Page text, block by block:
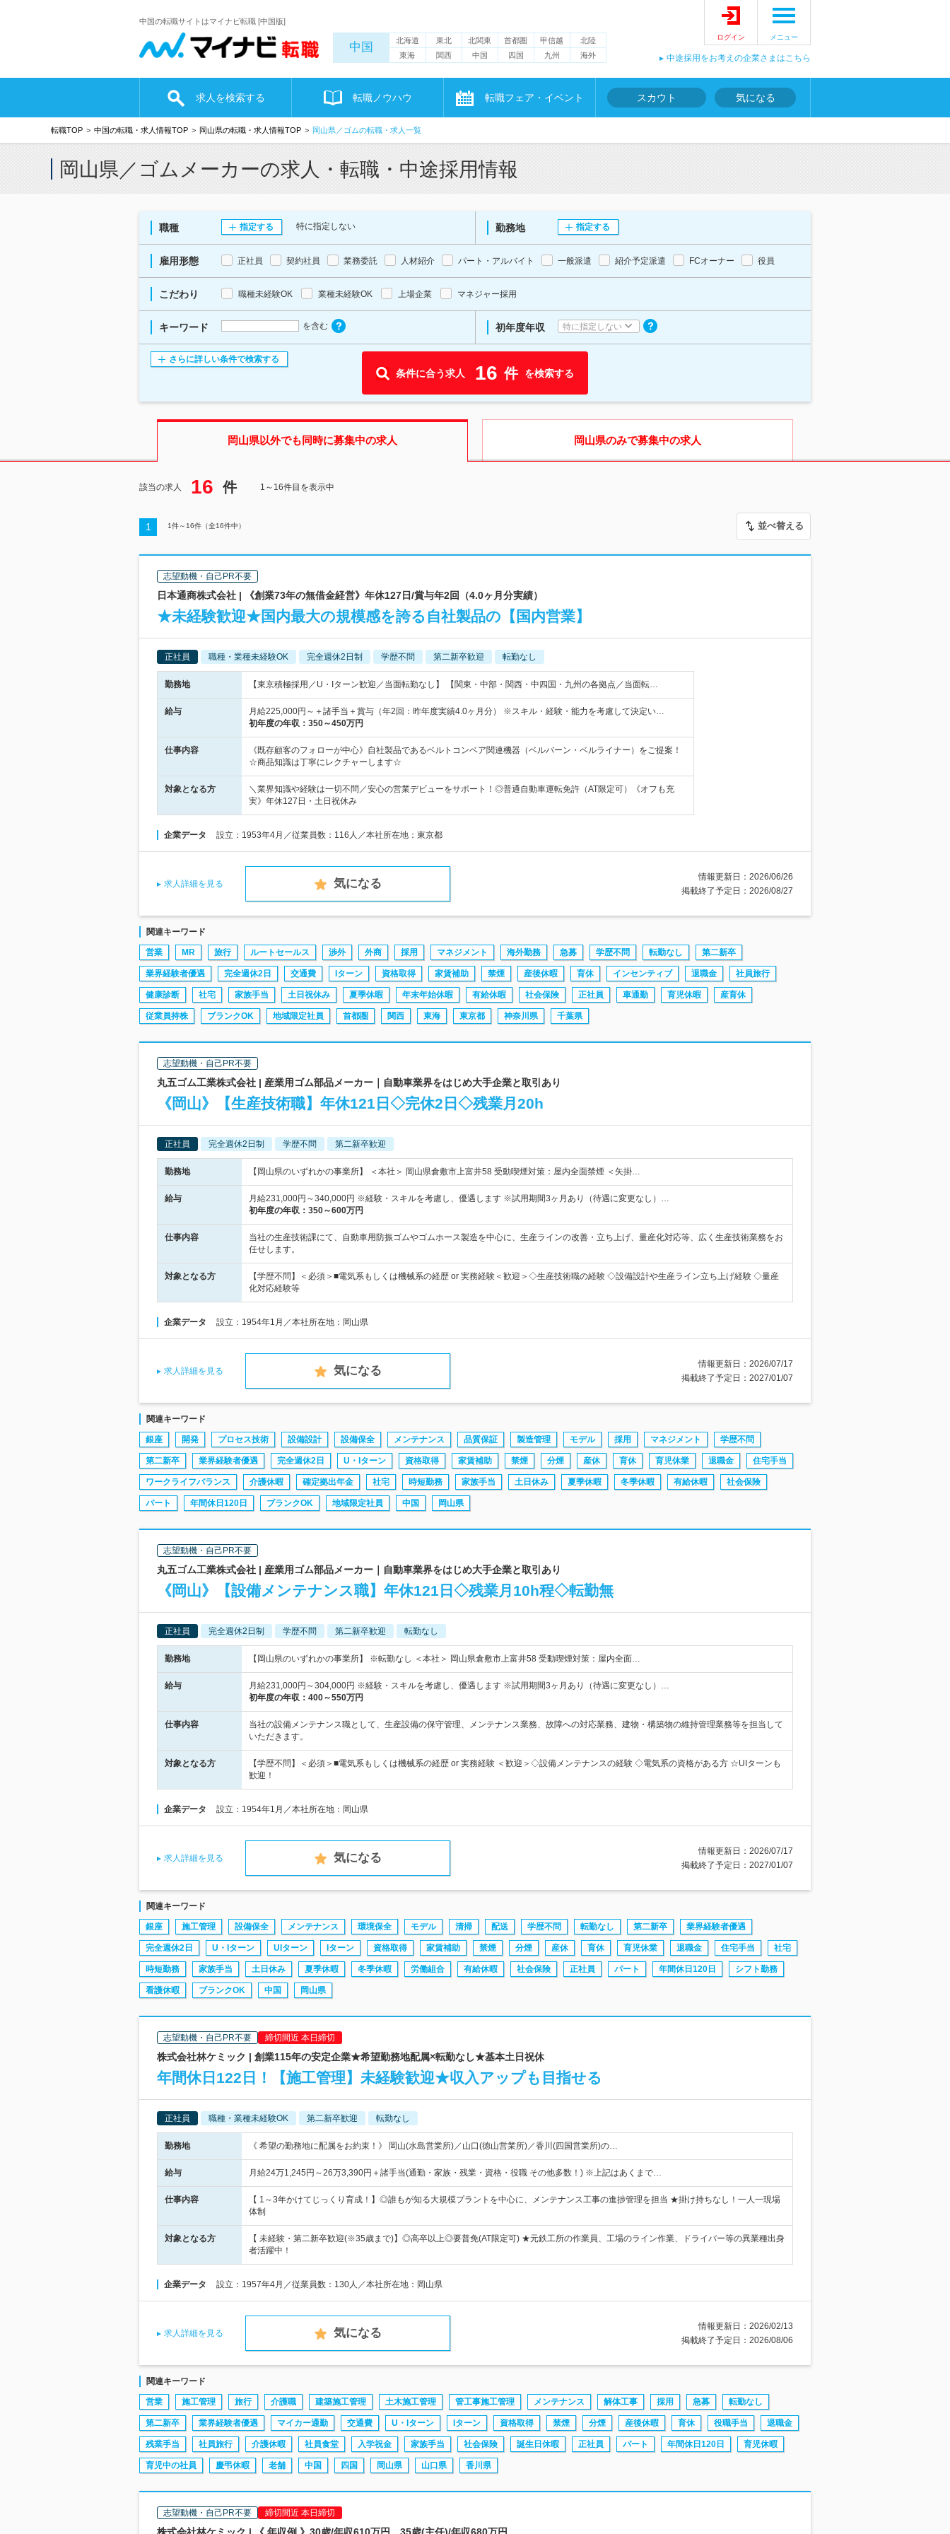
中国の転職サイトはマイナビ転職 [中国版]
中国 北海道 東北 北関東 首都圏 甲信越
北陸
東海
関西 中国 四国 九州 海外
ログイン メニュー
中途採用をお考えの企業さまはこちら
求人を検索する 転職ノウハウ 転職フェア・イベント スカウト 気になる
転職TOP 中国の転職・求人情報TOP 岡山県の転職・求人情報TOP 岡山県／ゴムの転職・求人一覧
岡山県／ゴムメーカーの求人・転職・中途採用情報
職種 指定する 特に指定しない 勤務地 指定する
雇用形態 正社員 契約社員 業務委託 人材紹介 パート・アルバイト 一般派遣 紹介予定派遣 FCオーナー 役員
こだわり 職種未経験OK 業種未経験OK 上場企業 マネジャー採用
キーワード を含む 初年度年収 特に指定しない
さらに詳しい条件で検索する
条件に合う求人 16 件 を検索する
岡山県以外でも同時に募集中の求人 岡山県のみで募集中の求人
該当の求人 16 件 1～16件目を表示中
1 1件～ 16件（全16件中） 並べ替える
志望動機・自己PR不要
日本通商株式会社 | 《創業73年の無借金経営》年休127日/賞与年2回（4.0ヶ月分実績）
★未経験歓迎★国内最大の規模感を誇る自社製品の【国内営業】
正社員 職種・業種未経験OK 完全週休2日制 学歴不問 第二新卒歓迎 転勤なし
勤務地 【東京積極採用／U・Iターン歓迎／当面転勤なし】 【関東・中部・関西・中四国・九州の各拠点／当面転…
給与
月給225,000円～＋諸手当＋賞与（年2回：昨年度実績4.0ヶ月分） ※スキル・経験・能力を考慮して決定い…
初年度の年収： 350～450万円
仕事内容
《既存顧客のフォローが中心》自社製品であるベルトコンベア関連機器（ベルバーン・ベルライナー）をご提案！
☆商品知識は丁寧にレクチャーします☆
対象となる方
＼業界知識や経験は一切不問／安心の営業デビューをサポート！◎普通自動車運転免許（AT限定可）《オフも充
実》年休127日・土日祝休み
企業データ 設立：1953年4月／従業員数：116人／本社所在地：東京都
求人詳細を見る 気になる
情報更新日：2026/06/26
掲載終了予定日：2026/08/27
関連キーワード
営業 MR 旅行 ルートセールス 渉外 外商 採用 マネジメント 海外勤務 急募 学歴不問 転勤なし 第二新卒
業界経験者優遇 完全週休2日 交通費 Iターン 資格取得 家賃補助 禁煙 産後休暇 育休 インセンティブ 退職金 社員旅行
健康診断 社宅 家族手当 土日祝休み 夏季休暇 年末年始休暇 有給休暇 社会保険 正社員 車通勤 育児休暇 産育休
従業員持株 ブランクOK 地域限定社員 首都圏 関西 東海 東京都 神奈川県 千葉県
志望動機・自己PR不要
丸五ゴム工業株式会社 | 産業用ゴム部品メーカー｜自動車業界をはじめ大手企業と取引あり
《岡山》【生産技術職】年休121日◇完休2日◇残業月20h
正社員 完全週休2日制 学歴不問 第二新卒歓迎
勤務地 【岡山県のいずれかの事業所】 ＜本社＞ 岡山県倉敷市上富井58 受動喫煙対策：屋内全面禁煙 ＜矢掛…
給与
月給231,000円～340,000円 ※経験・スキルを考慮し、優遇します ※試用期間3ヶ月あり（待遇に変更なし）…
初年度の年収： 350～600万円
仕事内容
当社の生産技術課にて、自動車用防振ゴムやゴムホース製造を中心に、生産ラインの改善・立ち上げ、量産化対応等、広く生産技術業務をお
任せします。
対象となる方
【学歴不問】＜必須＞■電気系もしくは機械系の経歴 or 実務経験＜歓迎＞◇生産技術職の経験 ◇設備設計や生産ライン立ち上げ経験 ◇量産
化対応経験等
企業データ 設立：1954年1月／本社所在地：岡山県
求人詳細を見る 気になる
情報更新日：2026/07/17
掲載終了予定日：2027/01/07
関連キーワード
銀座 開発 プロセス技術 設備設計 設備保全 メンテナンス 品質保証 製造管理 モデル 採用 マネジメント 学歴不問
第二新卒 業界経験者優遇 完全週休2日 U・Iターン 資格取得 家賃補助 禁煙 分煙 産休 育休 育児休業 退職金 住宅手当
ワークライフバランス 介護休暇 確定拠出年金 社宅 時短勤務 家族手当 土日休み 夏季休暇 冬季休暇 有給休暇 社会保険
パート 年間休日120日 ブランクOK 地域限定社員 中国 岡山県
志望動機・自己PR不要
丸五ゴム工業株式会社 | 産業用ゴム部品メーカー｜自動車業界をはじめ大手企業と取引あり
《岡山》【設備メンテナンス職】年休121日◇残業月10h程◇転勤無
正社員 完全週休2日制 学歴不問 第二新卒歓迎 転勤なし
勤務地 【岡山県のいずれかの事業所】 ※転勤なし ＜本社＞ 岡山県倉敷市上富井58 受動喫煙対策：屋内全面…
給与
月給231,000円～304,000円 ※経験・スキルを考慮し、優遇します ※試用期間3ヶ月あり（待遇に変更なし）…
初年度の年収： 400～550万円
仕事内容
当社の設備メンテナンス職として、生産設備の保守管理、メンテナンス業務、故障への対応業務、建物・構築物の維持管理業務等を担当して
いただきます。
対象となる方
【学歴不問】＜必須＞■電気系もしくは機械系の経歴 or 実務経験 ＜歓迎＞◇設備メンテナンスの経験 ◇電気系の資格がある方 ☆UIターンも
歓迎！
企業データ 設立：1954年1月／本社所在地：岡山県
求人詳細を見る 気になる
情報更新日：2026/07/17
掲載終了予定日：2027/01/07
関連キーワード
銀座 施工管理 設備保全 メンテナンス 環境保全 モデル 清掃 配送 学歴不問 転勤なし 第二新卒 業界経験者優遇
完全週休2日 U・Iターン UIターン Iターン 資格取得 家賃補助 禁煙 分煙 産休 育休 育児休業 退職金 住宅手当 社宅
時短勤務 家族手当 土日休み 夏季休暇 冬季休暇 労働組合 有給休暇 社会保険 正社員 パート 年間休日120日 シフト勤務
看護休暇 ブランクOK 中国 岡山県
志望動機・自己PR不要 締切間近 本日締切
株式会社林ケミック | 創業115年の安定企業★希望勤務地配属×転勤なし★基本土日祝休
年間休日122日！【施工管理】未経験歓迎★収入アップも目指せる
正社員 職種・業種未経験OK 第二新卒歓迎 転勤なし
勤務地 《 希望の勤務地に配属をお約束！》 岡山(水島営業所)／山口(徳山営業所)／香川(四国営業所)の…
給与 月給24万1,245円～26万3,390円＋諸手当(通勤・家族・残業・資格・役職 その他多数！) ※上記はあくまで…
仕事内容
【 1～3年かけてじっくり育成！】◎誰もが知る大規模プラントを中心に、メンテナンス工事の進捗管理を担当 ★掛け持ちなし！一人一現場
体制
対象となる方
【 未経験・第二新卒歓迎(※35歳まで)】◎高卒以上◎要普免(AT限定可) ★元鉄工所の作業員、工場のライン作業、ドライバー等の異業種出身
者活躍中！
企業データ 設立：1957年4月／従業員数：130人／本社所在地：岡山県
求人詳細を見る 気になる
情報更新日：2026/02/13
掲載終了予定日：2026/08/06
関連キーワード
営業 施工管理 旅行 介護職 建築施工管理 土木施工管理 管工事施工管理 メンテナンス 解体工事 採用 急募 転勤なし
第二新卒 業界経験者優遇 マイカー通勤 交通費 U・Iターン Iターン 資格取得 禁煙 分煙 産後休暇 育休 役職手当 退職金
残業手当 社員旅行 介護休暇 社員食堂 入学祝金 家族手当 社会保険 誕生日休暇 正社員 パート 年間休日120日 育児休暇
育児中の社員 慶弔休暇 老舗 中国 四国 岡山県 山口県 香川県
志望動機・自己PR不要 締切間近 本日締切